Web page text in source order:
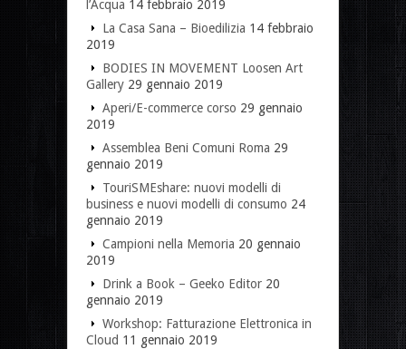
l’Acqua 14 febbraio 2019
La Casa Sana – Bioedilizia 14 febbraio
2019
BODIES IN MOVEMENT Loosen Art
Gallery 29 gennaio 2019
Aperi/E-commerce corso 29 gennaio
2019
Assemblea Beni Comuni Roma 29
gennaio 2019
TouriSMEshare: nuovi modelli di
business e nuovi modelli di consumo 24
gennaio 2019
Campioni nella Memoria 20 gennaio
2019
Drink a Book – Geeko Editor 20
gennaio 2019
Workshop: Fatturazione Elettronica in
Cloud 11 gennaio 2019